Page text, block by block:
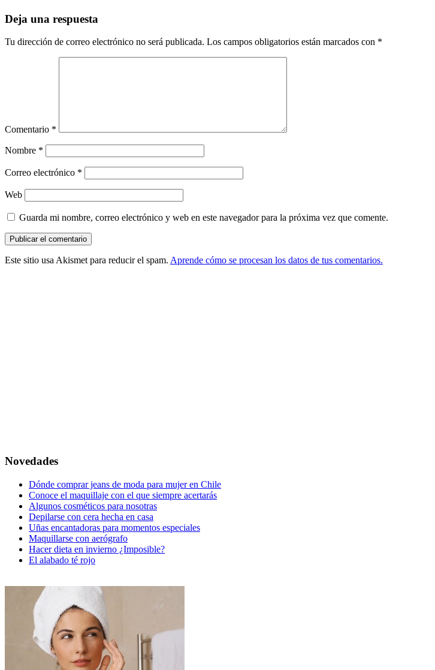
Deja una respuesta
Tu dirección de correo electrónico no será publicada. Los campos obligatorios están marcados con *
Comentario *
Nombre *
Correo electrónico *
Web
Guarda mi nombre, correo electrónico y web en este navegador para la próxima vez que comente.
Este sitio usa Akismet para reducir el spam. Aprende cómo se procesan los datos de tus comentarios.
Novedades
Dónde comprar jeans de moda para mujer en Chile
Conoce el maquillaje con el que siempre acertarás
Algunos cosméticos para nosotras
Depilarse con cera hecha en casa
Uñas encantadoras para momentos especiales
Maquillarse con aerógrafo
Hacer dieta en invierno ¿Imposible?
El alabado té rojo